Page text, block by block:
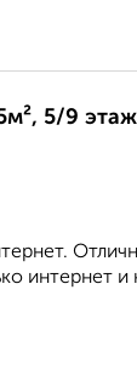
5/9 этаж
интернет и